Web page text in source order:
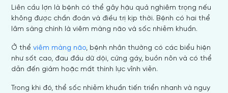
Liên cầu lợn là bệnh có thể gây hậu quả nghiêm trọng nếu
không được chẩn đoán và điều trị kịp thời. Bệnh có hai thể
lâm sàng chính là viêm màng não và sốc nhiễm khuẩn.
Ở thểviêm màng não, bệnh nhân thường có các biểu hiện
như sốt cao, đau đầu dữ dội, cứng gáy, buồn nôn và có thể
dẫn đến giảm hoặc mất thính lực vĩnh viễn.
Trong khi đó, thể sốc nhiễm khuẩn tiến triển nhanh và nguy